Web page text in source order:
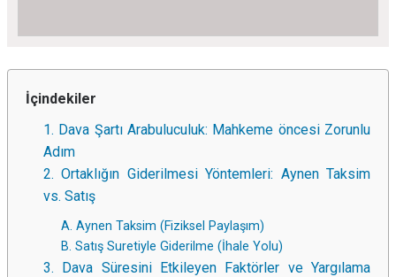
İçindekiler
1. Dava Şartı Arabuluculuk: Mahkeme öncesi Zorunlu
Adım
2. Ortaklığın Giderilmesi Yöntemleri: Aynen Taksim
vs. Satış
A. Aynen Taksim (Fiziksel Paylaşım)
B. Satış Suretiyle Giderilme (İhale Yolu)
3. Dava Süresini Etkileyen Faktörler ve Yargılama